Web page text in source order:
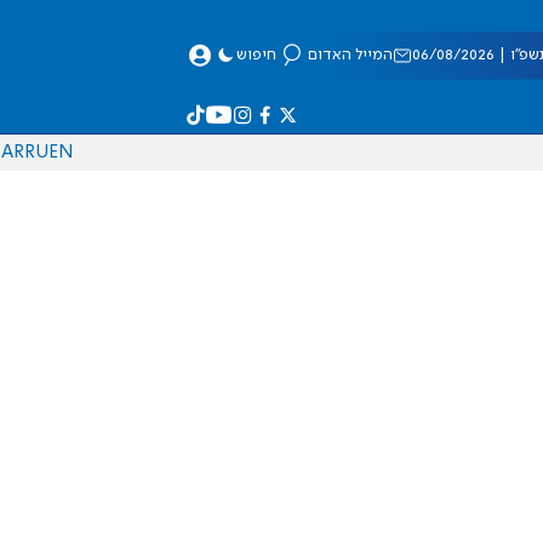
08/2026 המייל האדום חיפוש
EN
RU
AR